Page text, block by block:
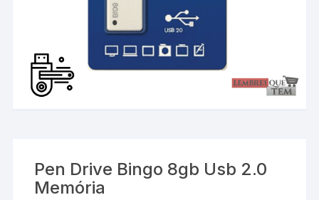
Pen Drive Bingo 8gb Usb 2.0
Memória